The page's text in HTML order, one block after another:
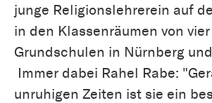
junge Religionslehrerein auf
in den Klassenräumen von vier
Grundschulen in Nürnberg
Immer dabei Rahel Rabe:
unruhigen Zeiten ist sie ein